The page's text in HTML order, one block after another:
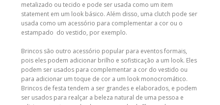
metalizado ou tecido e pode ser usada como um item
statement em um look básico. Além disso, uma clutch pode ser
usada como um acessório para complementar a cor ou o
estampado do vestido, por exemplo.
Brincos são outro acessório popular para eventos formais,
pois eles podem adicionar brilho e sofisticação a um look. Eles
podem ser usados para complementar a cor do vestido ou
para adicionar um toque de cor a um look monocromático.
Brincos de festa tendem a ser grandes e elaborados, e podem
ser usados para realçar a beleza natural de uma pessoa e